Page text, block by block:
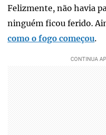
Felizmente, não havia
ninguém ficou ferido.
como o fogo começou.